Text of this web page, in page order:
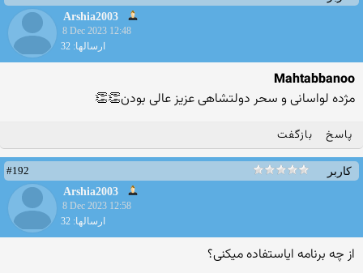
Arshia2003
8 Dec 2023 12:48
ارسالها: 32
Mahtabbanoo
مژده لواسانی و سحر دولتشاهی عزیز عالی بودن👏👏
پاسخ بازگفت
کاربر
#192
Arshia2003
8 Dec 2023 12:58
ارسالها: 32
از چه برنامه ایاستفاده میکنی؟